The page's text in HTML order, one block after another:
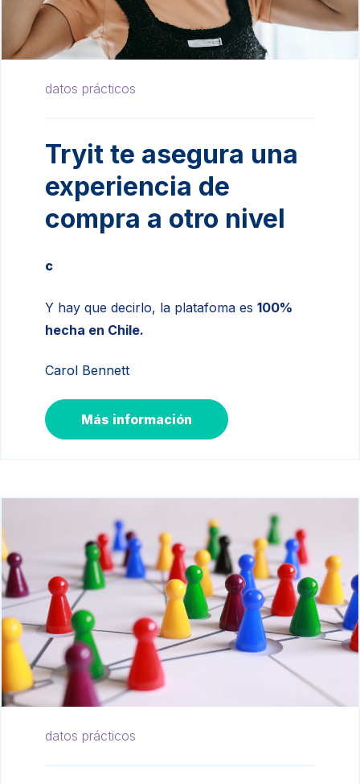
datos prácticos
Tryit te asegura una
experiencia de
compra a otro nivel
c
Y hay que decirlo, la platafoma es 100%
hecha en Chile.
Carol Bennett
Más información
datos prácticos